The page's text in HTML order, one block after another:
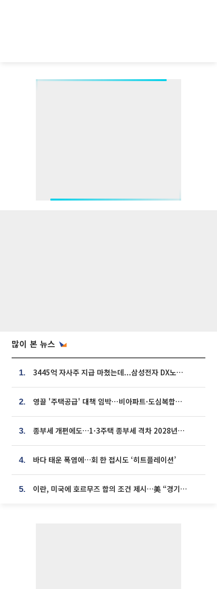
많이 본 뉴스
1. 3445억 자사주 지급 마쳤는데...삼성전자 DX노조, 뒤늦은 '떼쓰기 집회'
2. 영끌 '주택공급' 대책 임박⋯비아파트·도심복합까지 총동원
3. 종부세 개편에도…1·3주택 종부세 격차 2028년부터 확대
4. 바다 태운 폭염에…회 한 접시도 ‘히트플레이션’
5. 이란, 미국에 호르무즈 합의 조건 제시…美 “경기 아직 안 끝나” [종합]